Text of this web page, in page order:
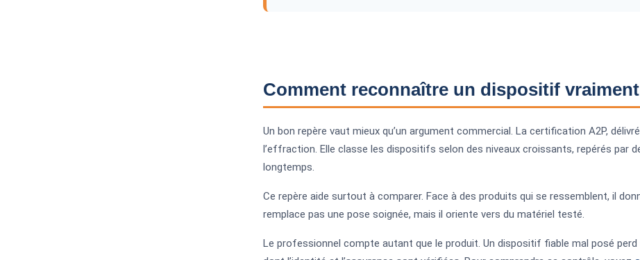
Comment reconnaître un dispositif
Un bon repère vaut mieux qu’un argument commercial. La certification A2P,
l’effraction. Elle classe les dispositifs selon des niveaux croissants, repérés par
longtemps.
Ce repère aide surtout à comparer. Face à des produits qui se ressemblent, il
remplace pas une pose soignée, mais il oriente vers du matériel testé.
Le professionnel compte autant que le produit. Un dispositif fiable mal posé